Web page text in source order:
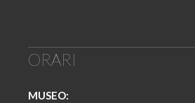
ORARI
MUSEO: